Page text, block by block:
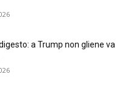
a Trump non gliene va